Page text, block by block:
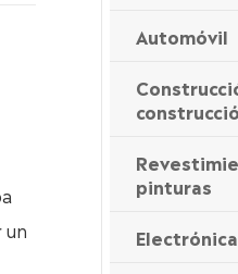
un
Automóvil
pinturas